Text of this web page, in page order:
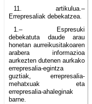
11. artikulua.–
Errepresaliak debekatzea.
1.– Espresuki
debekatuta daude arau
honetan aurreikusitakoaren
arabera informazioa
aurkezten dutenen aurkako
errepresalia-egintza
guztiak, errepresalia-
mehatxuak eta
errepresalia-ahaleginak
barne.